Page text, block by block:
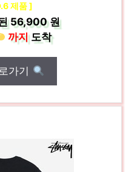
제품 ]
56,900 원
까지도착
가기